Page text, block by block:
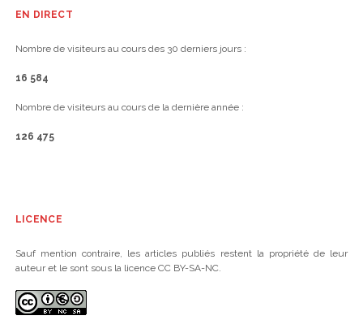
EN DIRECT
Nombre de visiteurs au cours des 30 derniers jours :
16 584
Nombre de visiteurs au cours de la dernière année :
126 475
LICENCE
Sauf mention contraire, les articles publiés restent la propriété de leur
auteur et le sont sous la licence CC BY-SA-NC.